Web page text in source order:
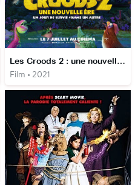
Les Croods 2 : une nouvelle ère
Film • 2021